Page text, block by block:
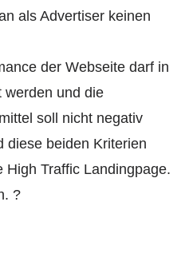
als Advertiser keinen
der Webseite darf in
werden und die
soll nicht negativ
diese beiden Kriterien
High Traffic Landingpage.
?